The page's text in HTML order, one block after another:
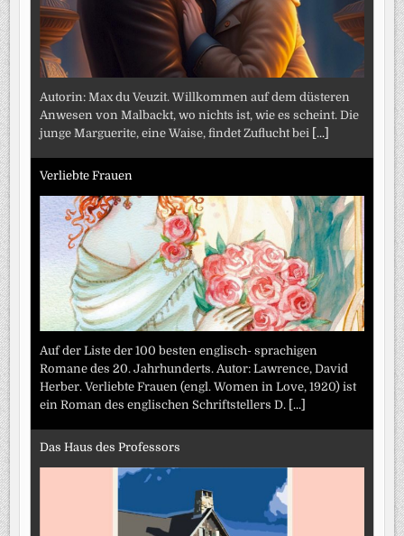
Autorin: Max du Veuzit. Willkommen auf dem düsteren
Anwesen von Malbackt, wo nichts ist, wie es scheint. Die
junge Marguerite, eine Waise, findet Zuflucht bei [...]
Verliebte Frauen
Auf der Liste der 100 besten englisch- sprachigen
Romane des 20. Jahrhunderts. Autor: Lawrence, David
Herber. Verliebte Frauen (engl. Women in Love, 1920) ist
ein Roman des englischen Schriftstellers D. [...]
Das Haus des Professors